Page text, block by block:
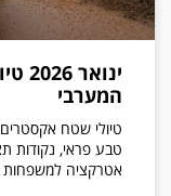
המערבי
טבע פראי, נקודות
אטרקציה למשפחות